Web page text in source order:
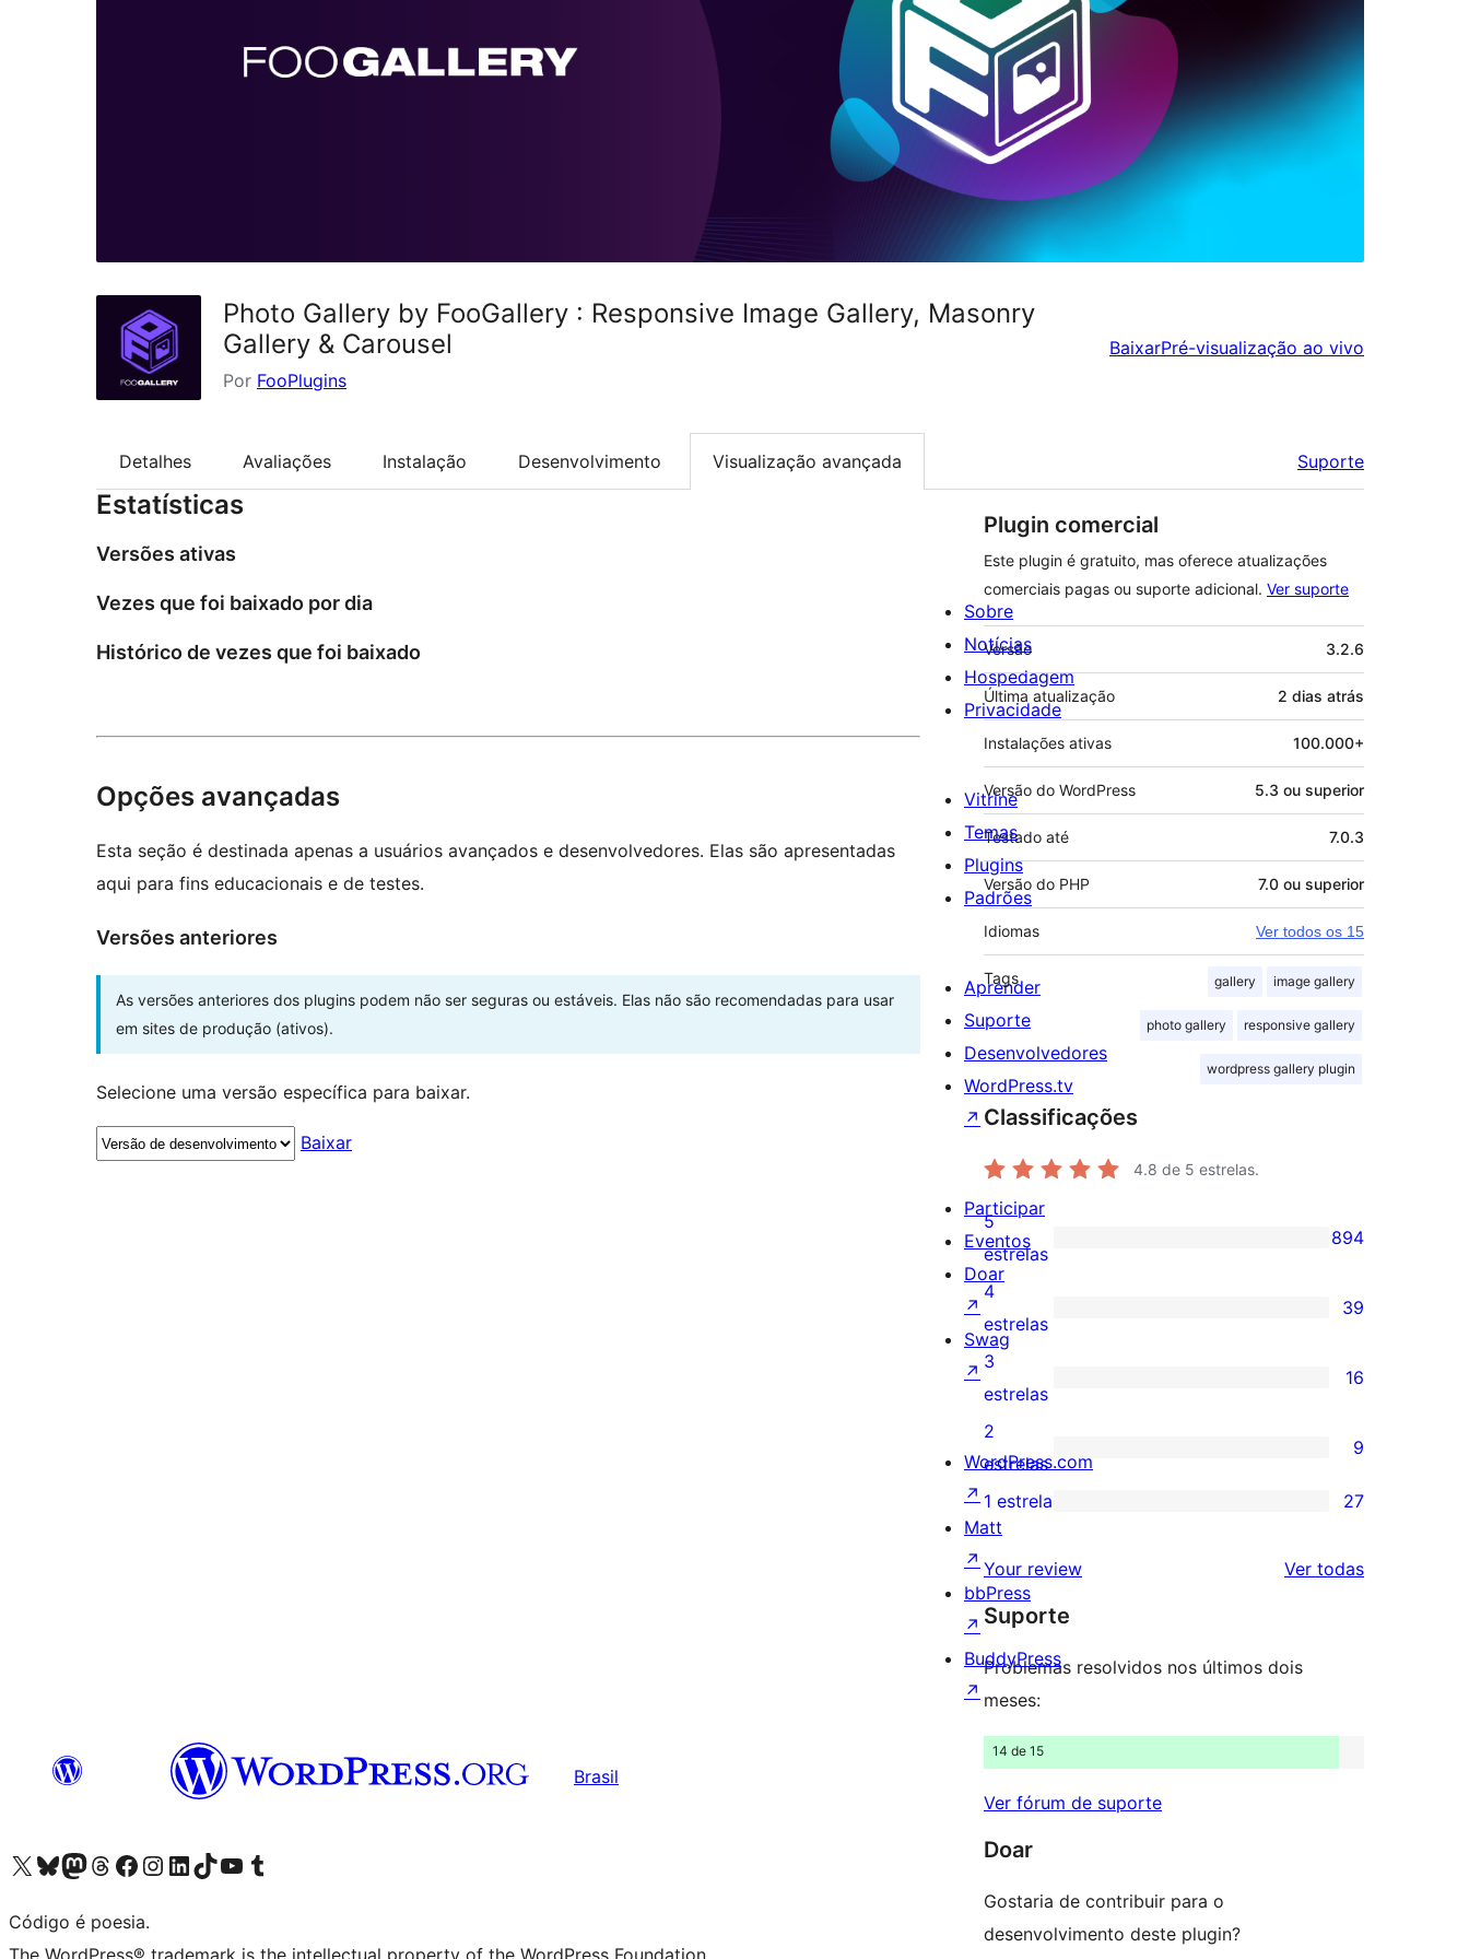
Photo Gallery by FooGallery : Responsive Image Gallery, Masonry
Gallery & Carousel
Por FooPlugins
BaixarPré-visualização ao vivo
Detalhes Avaliações Instalação Desenvolvimento Visualização avançada Suporte
Estatísticas
Versões ativas
Vezes que foi baixado por dia
Histórico de vezes que foi baixado
Opções avançadas
Esta seção é destinada apenas a usuários avançados e desenvolvedores. Elas são apresentadas
aqui para fins educacionais e de testes.
Versões anteriores
As versões anteriores dos plugins podem não ser seguras ou estáveis. Elas não são recomendadas para usar
em sites de produção (ativos).
Selecione uma versão específica para baixar.
Baixar
Plugin comercial
Este plugin é gratuito, mas oferece atualizações
comerciais pagas ou suporte adicional. Ver suporte
Meta
Versão 3.2.6
Última atualização 2 dias atrás
Instalações ativas 100.000+
Versão do WordPress 5.3 ou superior
Testado até 7.0.3
Versão do PHP 7.0 ou superior
Idiomas Ver todos os 15
Tags gallery image gallery
photo gallery responsive gallery
wordpress gallery plugin
Classificações
4.8 de 5 estrelas.
894
avaliações
com
5
estrelas
5
estrelas
894
39
avaliações
com
4
estrelas
4
estrelas
39
16
avaliações
com
3
estrelas
3
estrelas
16
9
avaliações
com
2
estrelas
2
estrelas
9
27
com
1
estrelas
1 estrela 27
Your review Ver todasavaliações
Suporte
Problemas resolvidos nos últimos dois
meses:
14 de 15
Ver fórum de suporte
Doar
Gostaria de contribuir para o
desenvolvimento deste plugin?
Sobre
Notícias
Hospedagem
Privacidade
Vitrine
Temas
Plugins
Padrões
Aprender
Suporte
Desenvolvedores
WordPress.tv
↗
Participar
Eventos
Doar
↗
Swag
↗
WordPress.com
↗
Matt
↗
bbPress
↗
BuddyPress
↗
Brasil
Acessar nossa conta do X (antigo Twitter)
Acessar nossa conta do Bluesky
Acessar nossa conta do Mastodon
Acessar nossa conta do Threads
Acessar nossa página do Facebook
Acessar nossa conta do Instagram
Acessar nossa conta do LinkedIn
Acessar nossa conta do TikTok
Acessar nosso canal do YouTube
Acessar nossa conta no Tumblr
Código é poesia.